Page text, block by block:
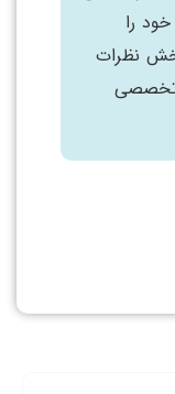
را
نظرات
تخصصی